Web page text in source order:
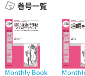
巻号一覧
Monthly Book